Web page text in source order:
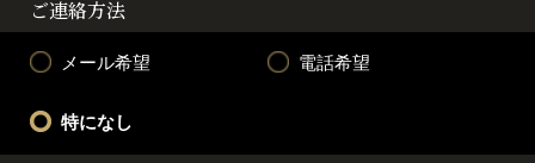
ご連絡方法
メール希望 電話希望
特になし